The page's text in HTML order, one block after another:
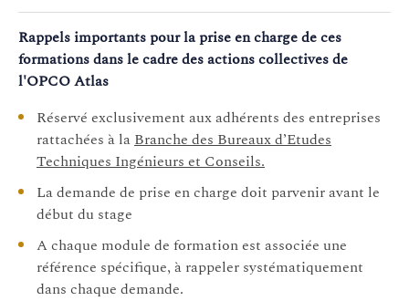
M-AZ400 1.M - Microsoft Azure -
M-AZ500 1.O - Microsoft Azure -
GO8324
GO5973
1.R - Google Cloud
Rappels importants pour la prise en charge de ces
formations dans le cadre des actions collectives de
l'OPCO Atlas
Réservé exclusivement aux adhérents des entreprises
rattachées à la Branche des Bureaux d’Etudes
Techniques Ingénieurs et Conseils.
La demande de prise en charge doit parvenir avant le
début du stage
A chaque module de formation est associée une
référence spécifique, à rappeler systématiquement
dans chaque demande.